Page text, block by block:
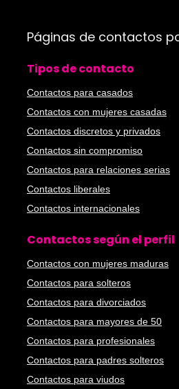
Páginas de contactos
Tipos de contacto
Contactos para casados
Contactos con mujeres casadas
Contactos discretos y privados
Contactos sin compromiso
Contactos para relaciones serias
Contactos liberales
Contactos internacionales
Contactos según el perfil
Contactos con mujeres maduras
Contactos para solteros
Contactos para divorciados
Contactos para mayores de 50
Contactos para profesionales
Contactos para padres solteros
Contactos para viudos